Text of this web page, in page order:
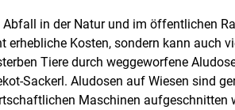
Abfall in der Natur und im öffentlichen
Kosten, sondern kann auch
Tiere durch weggeworfene
Sackerl. Aludosen auf Wiesen sind
Maschinen aufgeschnitten